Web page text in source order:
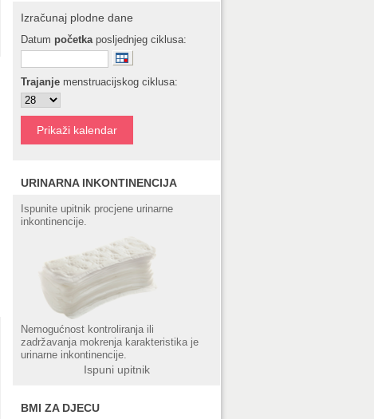
Izračunaj plodne dane
Datum početkaposljednjeg ciklusa:
Trajanje menstruacijskog ciklusa:
URINARNA INKONTINENCIJA
Ispunite upitnik procjene urinarne
inkontinencije.
Nemogućnost kontroliranja ili
zadržavanja mokrenja karakteristika je
urinarne inkontinencije.
Ispuni upitnik
BMI ZA DJECU